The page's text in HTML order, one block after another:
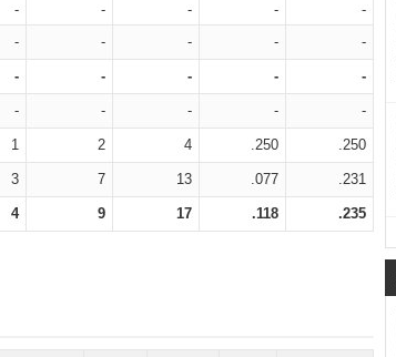
- - - -
-
- - - - -
- - - - -
- - - - -
1 2 4 .250 .250
3 7 13 .077 .231
4 9 17 .118 .235